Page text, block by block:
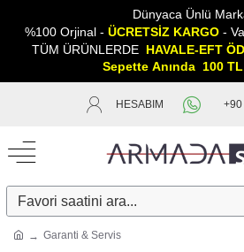
Dünyaca Ünlü
%100 Orjinal - ÜCRETSİZ KARGO -
TÜM ÜRÜNLERDE HAVALE-EFT
Sepette Anında 100 TL
HESABIM +90
Garanti & Servis